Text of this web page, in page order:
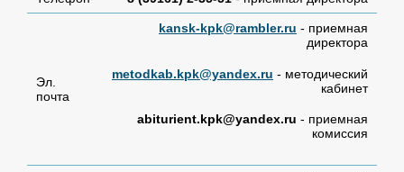
Эл.
почта
kansk-kpk@rambler.ru - приемная
директора
metodkab.kpk@yandex.ru - методический
кабинет
abiturient.kpk@yandex.ru - приемная
комиссия